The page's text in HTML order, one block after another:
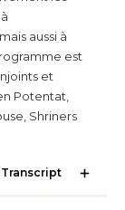
aussi à
est
et
Potentat,
Shriners